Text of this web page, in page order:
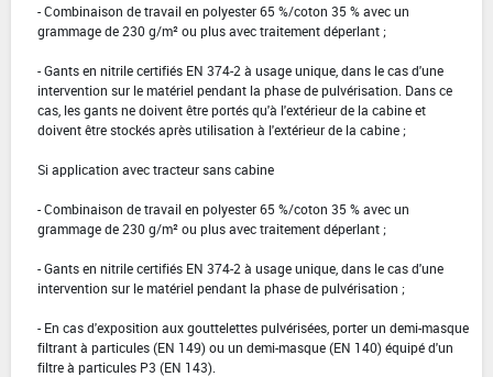
- Combinaison de travail en polyester 65 %/coton 35 % avec un
grammage de 230 g/m² ou plus avec traitement déperlant ;
- Gants en nitrile certifiés EN 374-2 à usage unique, dans le cas d'une
intervention sur le matériel pendant la phase de pulvérisation. Dans ce
cas, les gants ne doivent être portés qu'à l'extérieur de la cabine et
doivent être stockés après utilisation à l'extérieur de la cabine ;
Si application avec tracteur sans cabine
- Combinaison de travail en polyester 65 %/coton 35 % avec un
grammage de 230 g/m² ou plus avec traitement déperlant ;
- Gants en nitrile certifiés EN 374-2 à usage unique, dans le cas d'une
intervention sur le matériel pendant la phase de pulvérisation ;
- En cas d'exposition aux gouttelettes pulvérisées, porter un demi-masque
filtrant à particules (EN 149) ou un demi-masque (EN 140) équipé d'un
filtre à particules P3 (EN 143).